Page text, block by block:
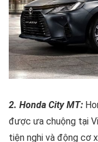
2. Honda City MT:
được ưa chuộng tại
tiện nghi và động cơ